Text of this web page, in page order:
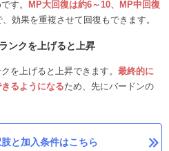
す。
MP大回復は約6～10、MP中回復
、効果を重複させて回復もできます。
ンクを上げると上昇
を上げると上昇できます。 最終的に
るようになるため、先にバードンの
と加入条件はこちら